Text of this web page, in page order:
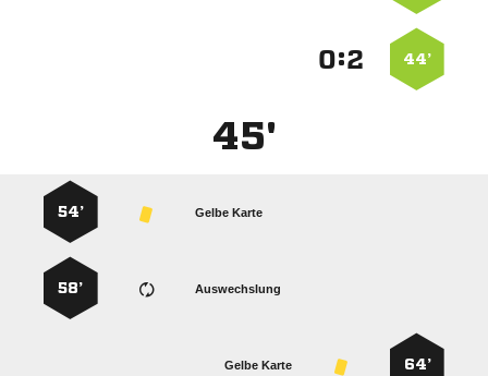
44’
:
45'
Gelbe Karte
54’
Auswechslung
58’
64’
Gelbe Karte